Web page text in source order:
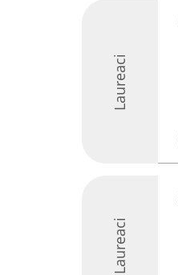
Laureaci
Laureaci